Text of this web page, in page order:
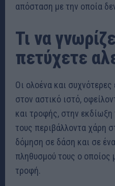
απόσταση με την οποία
Τι να
πετύχετε
Οι ολοένα και
στον αστικό ιστό,
και τροφής, στην
τους περιβάλλοντα χάρη
δόμηση σε δάση και σε
πληθυσμού τους ο οποίος
τροφή.